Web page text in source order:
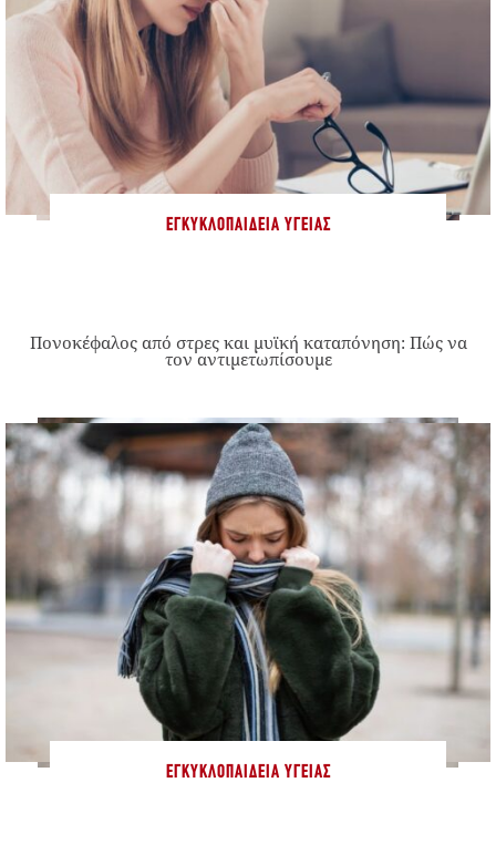
ΕΓΚΥΚΛΟΠΑΊΔΕΙΑ ΥΓΕΊΑΣ
Πονοκέφαλος από στρες και μυϊκή καταπόνηση: Πώς να
τον αντιμετωπίσουμε
ΕΓΚΥΚΛΟΠΑΊΔΕΙΑ ΥΓΕΊΑΣ